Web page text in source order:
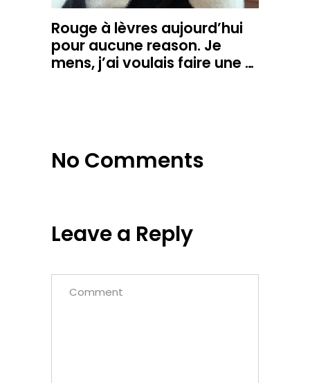
Rouge à lèvres aujourd’hui
pour aucune reason. Je
mens, j’ai voulais faire une …
No Comments
Leave a Reply